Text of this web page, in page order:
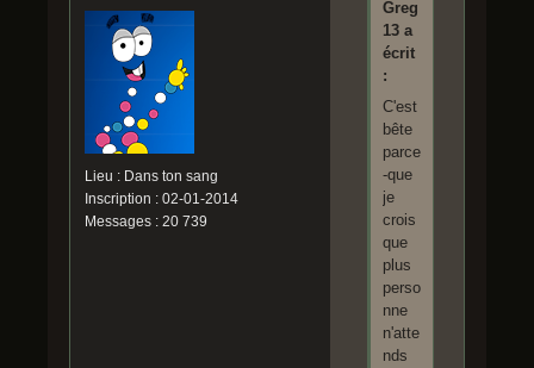
Lieu : Dans ton sang
Inscription : 02-01-2014
Messages : 20 739
Greg
13 a
écrit
:
C'est
bête
parce
-que
je
crois
que
plus
perso
nne
n'atte
nds